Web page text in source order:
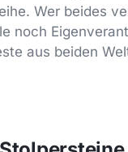
Wer beides
noch
aus beiden